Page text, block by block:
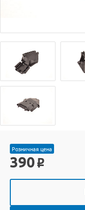
Розничная цена
390 o